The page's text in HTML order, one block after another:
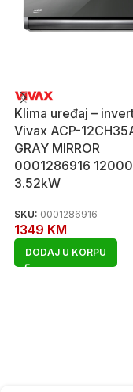
Klima uređaj –
Vivax ACP-
GRAY MIRROR
0001286916
3.52kW
SKU: 0001286916
1349 KM
DODAJ U KORPU